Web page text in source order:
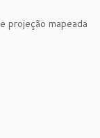
projeção mapeada